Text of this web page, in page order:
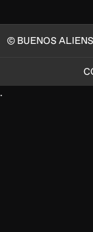
© BUENOS
.